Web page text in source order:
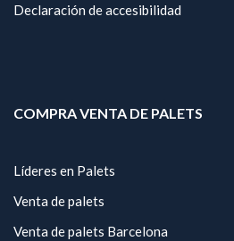
Declaración de accesibilidad
COMPRA VENTA DE PALETS
Líderes en Palets
Venta de palets
Venta de palets Barcelona